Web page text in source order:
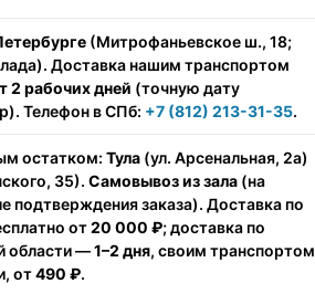
(Митрофаньевское ш., 18;
Доставка нашим транспортом
2 рабочих дней (точную дату
Телефон в СПб: +7 (812) 213-31-35.
остатком: Тула (ул. Арсенальная, 2а)
35). Самовывоз из зала (на
подтверждения заказа). Доставка по
от20 000 ₽; доставка по
области —1–2 дня, своим транспортом
от490 ₽.